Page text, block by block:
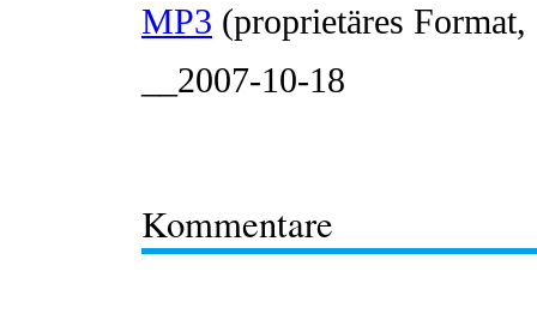
MP3 (proprietäres
__2007-10-18
Kommentare